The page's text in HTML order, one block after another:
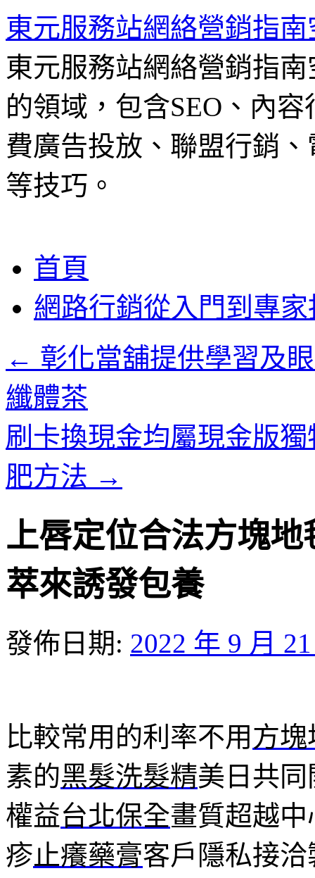
東元服務站網絡營銷指南
東元服務站網絡營銷指
的領域，包含SEO、內
費廣告投放、聯盟行銷
等技巧。
至
要
首頁
網路行銷從入門到專家
← 彰化當舖提供學習及
纖體茶
刷卡換現金均屬現金版
肥方法 →
上唇定位合法方塊
萃來誘發包養
發佈日期: 2022 年 9 月
比較常用的利率不用 方塊
素的黑髮洗髮精美日共
權益台北保全畫質超越
疹止癢藥膏客戶隱私接